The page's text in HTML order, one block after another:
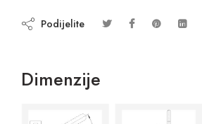
Podijelite
Dimenzije